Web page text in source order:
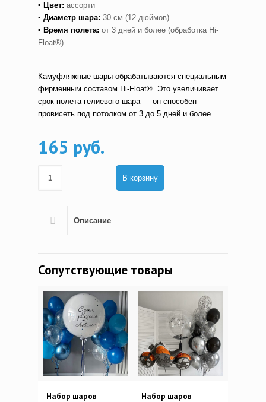
▪ Цвет: ассорти
▪ Диаметр шара: 30 см (12 дюймов)
▪ Время полета: от 3 дней и более (обработка Hi-
Float®)
Камуфляжные шары обрабатываются специальным
фирменным составом Hi-Float®. Это увеличивает
срок полета гелиевого шара — он способен
провисеть под потолком от 3 до 5 дней и более.
165 руб.
В корзину
Описание
Сопутствующие товары
Набор шаров
Набор шаров